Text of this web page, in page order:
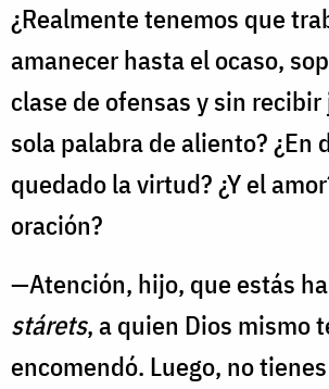
¿Realmente tenemos que
amanecer hasta el ocaso,
clase de ofensas y sin
sola palabra de aliento? ¿En
quedado la virtud? ¿Y el
oración?
—Atención, hijo, que estás
stárets, a quien Dios mismo
encomendó. Luego, no